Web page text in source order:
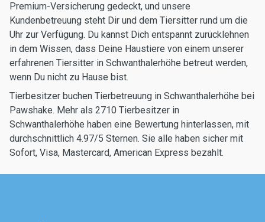
Premium-Versicherung gedeckt, und unsere
Kundenbetreuung steht Dir und dem Tiersitter rund um die
Uhr zur Verfügung. Du kannst Dich entspannt zurücklehnen
in dem Wissen, dass Deine Haustiere von einem unserer
erfahrenen Tiersitter in Schwanthalerhöhe betreut werden,
wenn Du nicht zu Hause bist.
Tierbesitzer buchen Tierbetreuung in Schwanthalerhöhe bei
Pawshake. Mehr als 2710 Tierbesitzer in
Schwanthalerhöhe haben eine Bewertung hinterlassen, mit
durchschnittlich 4.97/5 Sternen. Sie alle haben sicher mit
Sofort, Visa, Mastercard, American Express bezahlt.